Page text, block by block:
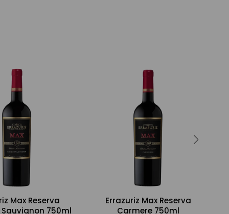
Max Reserva
750ml
Errazuriz Max Reserva
Carmere 750ml